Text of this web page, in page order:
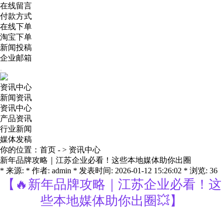
在线留言
付款方式
在线下单
淘宝下单
新闻投稿
企业邮箱
资讯中心
新闻资讯
资讯中心
产品资讯
行业新闻
媒体发稿
你的位置： 首页 - > 资讯中心
新年品牌攻略｜江苏企业必看！这些本地媒体助你出圈
* 来源: * 作者: admin * 发表时间: 2026-01-12 15:26:02 * 浏览: 36
【🔥新年品牌攻略｜江苏企业必看！这
些本地媒体助你出圈💥】